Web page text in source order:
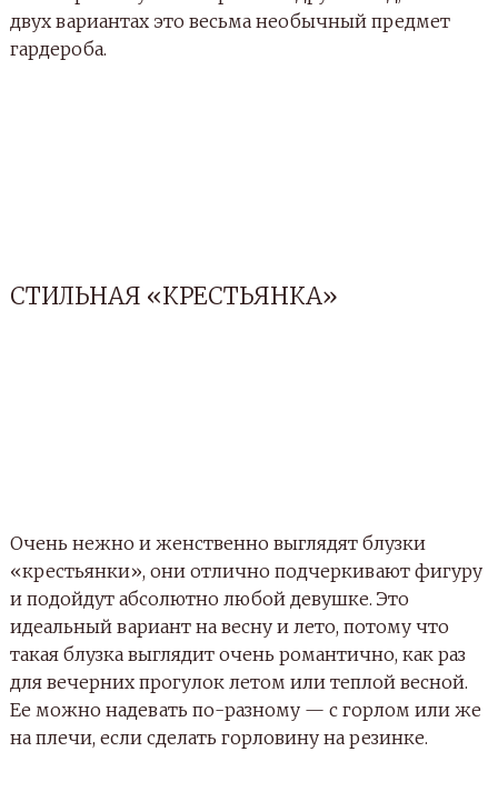
двух вариантах это весьма необычный предмет
гардероба.
СТИЛЬНАЯ «КРЕСТЬЯНКА»
Очень нежно и женственно выглядят блузки
«крестьянки», они отлично подчеркивают фигуру
и подойдут абсолютно любой девушке. Это
идеальный вариант на весну и лето, потому что
такая блузка выглядит очень романтично, как раз
для вечерних прогулок летом или теплой весной.
Ее можно надевать по-разному — с горлом или же
на плечи, если сделать горловину на резинке.